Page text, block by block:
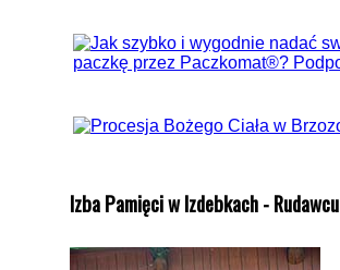
Izba Pamięci w Izdebkach - Rudawcu